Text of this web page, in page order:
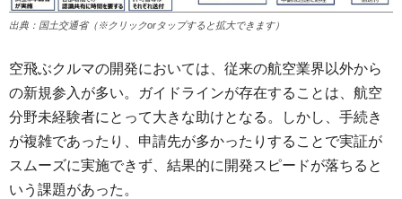
出典：国土交通省（※クリックorタップすると拡大できます）
空飛ぶクルマの開発においては、従来の航空業界以外から
の新規参入が多い。ガイドラインが存在することは、航空
分野未経験者にとって大きな助けとなる。しかし、手続き
が複雑であったり、申請先が多かったりすることで実証が
スムーズに実施できず、結果的に開発スピードが落ちると
いう課題があった。